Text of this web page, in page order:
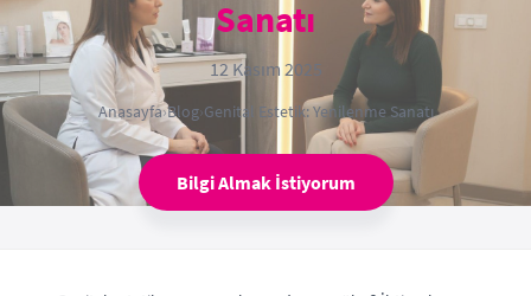
Sanatı
12 Kasım 2025
Anasayfa›Blog›Genital Estetik: Yenilenme Sanatı
Bilgi Almak İstiyorum